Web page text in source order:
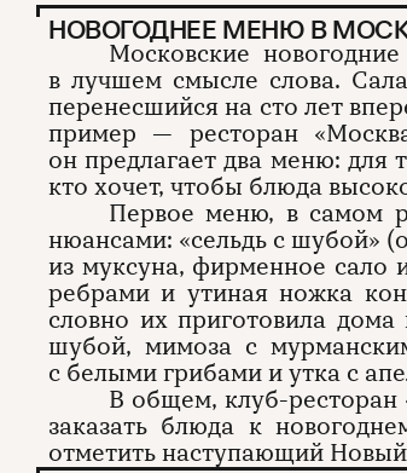
НОВОГОДНЕЕ МЕНЮ В
Московские
в лучшем смысле слова.
перенесшийся на сто лет
пример — ресторан
он предлагает два меню: для
кто хочет, чтобы блюда
Первое меню, в самом
нюансами: «сельдь с шубой»
из муксуна, фирменное сало
ребрами и утиная ножка
словно их приготовила
шубой, мимоза с
с белыми грибами и утка с
В общем, клуб-ресторан
заказать блюда к
отметить наступающий Новый